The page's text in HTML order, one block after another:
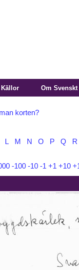
Källor Om
korten?
L M N O P Q R
-100 -10 -1 +1 +10